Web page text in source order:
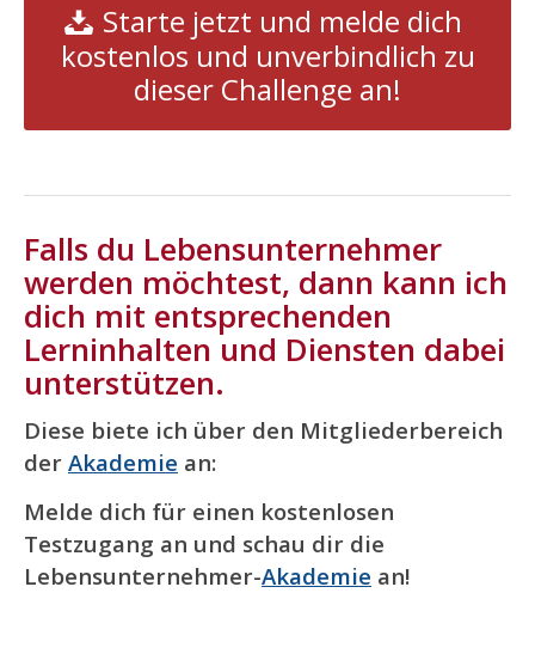
Starte jetzt und melde dich
kostenlos und unverbindlich zu
dieser Challenge an!
Falls du Lebensunternehmer
werden möchtest, dann kann ich
dich mit entsprechenden
Lerninhalten und Diensten dabei
unterstützen.
Diese biete ich über den Mitgliederbereich
der Akademie an:
Melde dich für einen kostenlosen
Testzugang an und schau dir die
Lebensunternehmer-Akademie an!